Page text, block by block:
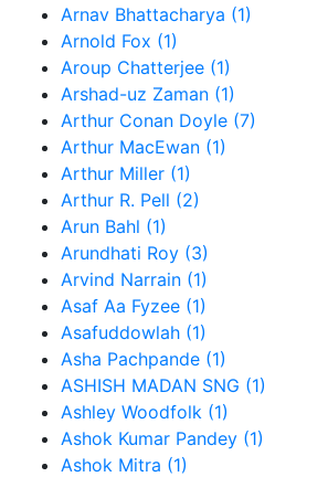
Arnav Bhattacharya (1)
Arnold Fox (1)
Aroup Chatterjee (1)
Arshad-uz Zaman (1)
Arthur Conan Doyle (7)
Arthur MacEwan (1)
Arthur Miller (1)
Arthur R. Pell (2)
Arun Bahl (1)
Arundhati Roy (3)
Arvind Narrain (1)
Asaf Aa Fyzee (1)
Asafuddowlah (1)
Asha Pachpande (1)
ASHISH MADAN SNG (1)
Ashley Woodfolk (1)
Ashok Kumar Pandey (1)
Ashok Mitra (1)